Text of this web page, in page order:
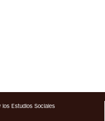
los Estudios Sociales